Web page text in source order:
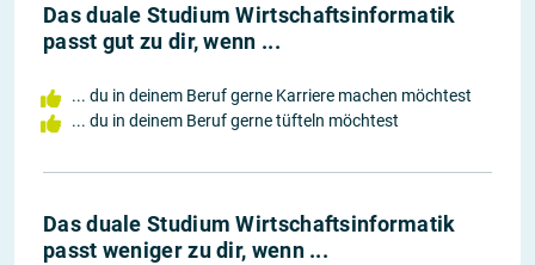
Das duale Studium Wirtschaftsinformatik
passt gut zu dir, wenn ...
... du in deinem Beruf gerne Karriere machen möchtest
... du in deinem Beruf gerne tüfteln möchtest
Das duale Studium Wirtschaftsinformatik
passt weniger zu dir, wenn ...